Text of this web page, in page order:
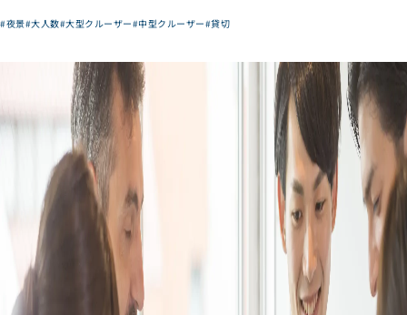
#夜景#大人数#大型クルーザー#中型クルーザー#貸切